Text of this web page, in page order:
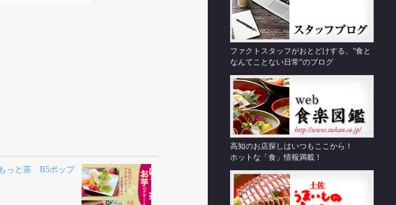
っと茶 B5ポップ
ファクトスタッフがおとどけする、"食と
なんてことない日常”のブログ
高知のお店探しはいつもここから！
ホットな「食」情報満載！